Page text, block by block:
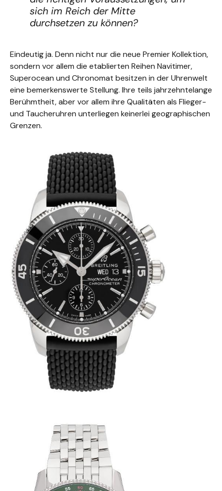
sich im Reich der Mitte
durchsetzen zu können?
Eindeutig ja. Denn nicht nur die neue Premier Kollektion,
sondern vor allem die etablierten Reihen Navitimer,
Superocean und Chronomat besitzen in der Uhrenwelt
eine bemerkenswerte Stellung. Ihre teils jahrzehntelange
Berühmtheit, aber vor allem ihre Qualitäten als Flieger-
und Taucheruhren unterliegen keinerlei geographischen
Grenzen.